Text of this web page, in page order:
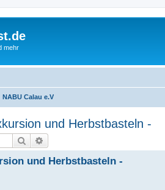
mehr
NABU Calau e.V
und Herbstbasteln -
Suche
und Herbstbasteln -